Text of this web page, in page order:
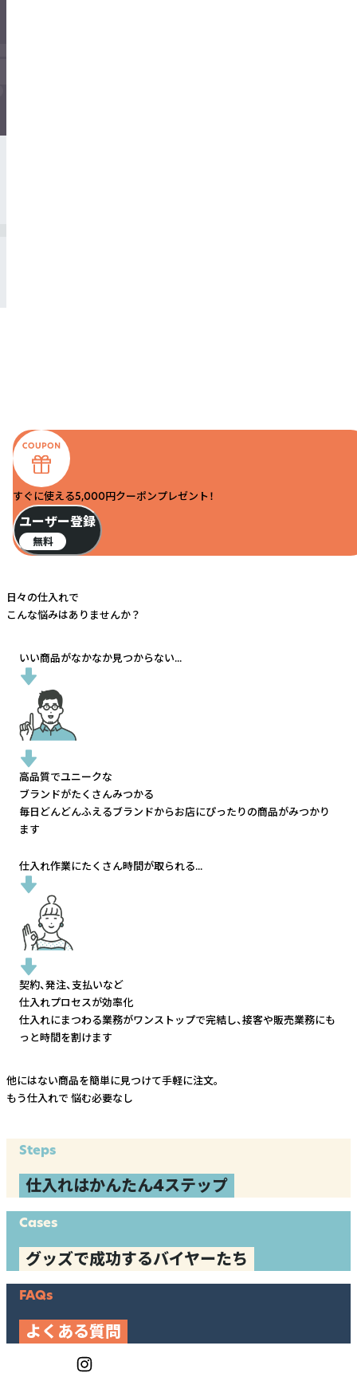
すぐに使える5,000円クーポンプレゼント！
ユーザー登録
無料
日々の仕入れで
こんな悩みはありませんか？
いい商品がなかなか見つからない...
高品質でユニークな
ブランドがたくさんみつかる
毎日どんどんふえるブランドからお店にぴったりの商品がみつかり
ます
仕入れ作業にたくさん時間が取られる...
契約、発注、支払いなど
仕入れプロセスが効率化
仕入れにまつわる業務がワンストップで完結し、接客や販売業務にも
っと時間を割けます
他にはない商品を簡単に見つけて手軽に注文。
もう仕入れで 悩む必要なし
Steps
仕入れはかんたん4ステップ
Cases
グッズで成功するバイヤーたち
FAQs
よくある質問